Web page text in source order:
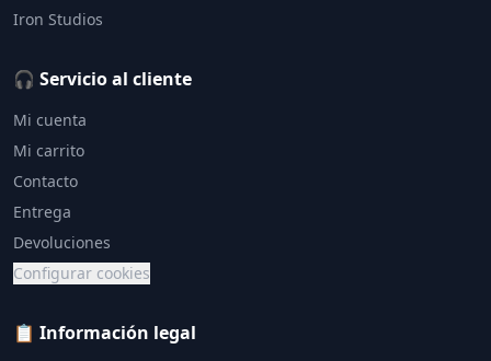
Iron Studios
🎧 Servicio al cliente
Mi cuenta
Mi carrito
Contacto
Entrega
Devoluciones
Configurar cookies
📋 Información legal